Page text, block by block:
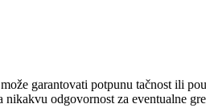
garantovati potpunu tačnost ili
odgovornost za eventualne